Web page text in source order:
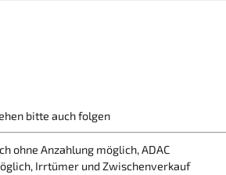
bitte auch folgen
ohne Anzahlung möglich, ADAC
Irrtümer und Zwischenverkauf